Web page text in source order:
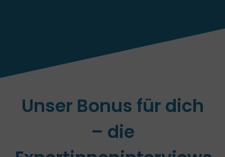
Unser Bonus für dich
– die